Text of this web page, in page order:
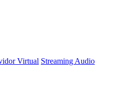
Virtual Streaming Audio